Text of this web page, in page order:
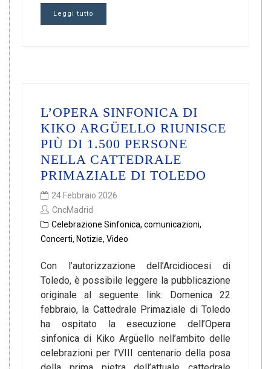
Leggi tutto
L’OPERA SINFONICA DI
KIKO ARGÜELLO RIUNISCE
PIÙ DI 1.500 PERSONE
NELLA CATTEDRALE
PRIMAZIALE DI TOLEDO
24 Febbraio 2026
CncMadrid
Celebrazione Sinfonica, comunicazioni,
Concerti, Notizie, Video
Con l’autorizzazione dell’Arcidiocesi di
Toledo, è possibile leggere la pubblicazione
originale al seguente link: Domenica 22
febbraio, la Cattedrale Primaziale di Toledo
ha ospitato la esecuzione dell’Opera
sinfonica di Kiko Argüello nell’ambito delle
celebrazioni per l’VIII centenario della posa